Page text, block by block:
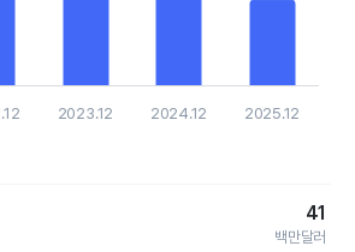
2023.12 2024.12 2025.12
41
백만달러